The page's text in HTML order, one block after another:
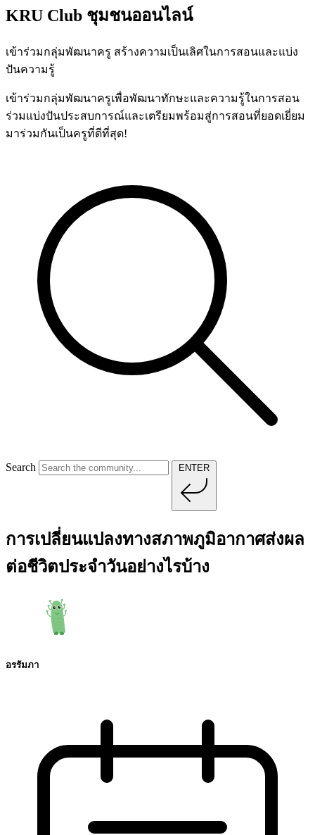
KRU Club ชุมชนออนไลน์
เข้าร่วมกลุ่มพัฒนาครู สร้างความเป็นเลิศในการสอนและแบ่ง
ปันความรู้
เข้าร่วมกลุ่มพัฒนาครูเพื่อพัฒนาทักษะและความรู้ในการสอน
ร่วมแบ่งปันประสบการณ์และเตรียมพร้อมสู่การสอนที่ยอดเยี่ยม
มาร่วมกันเป็นครูที่ดีที่สุด!
Search ENTER
การเปลี่ยนแปลงทางสภาพภูมิอากาศส่งผล
ต่อชีวิตประจำวันอย่างไรบ้าง
อรรัมภา